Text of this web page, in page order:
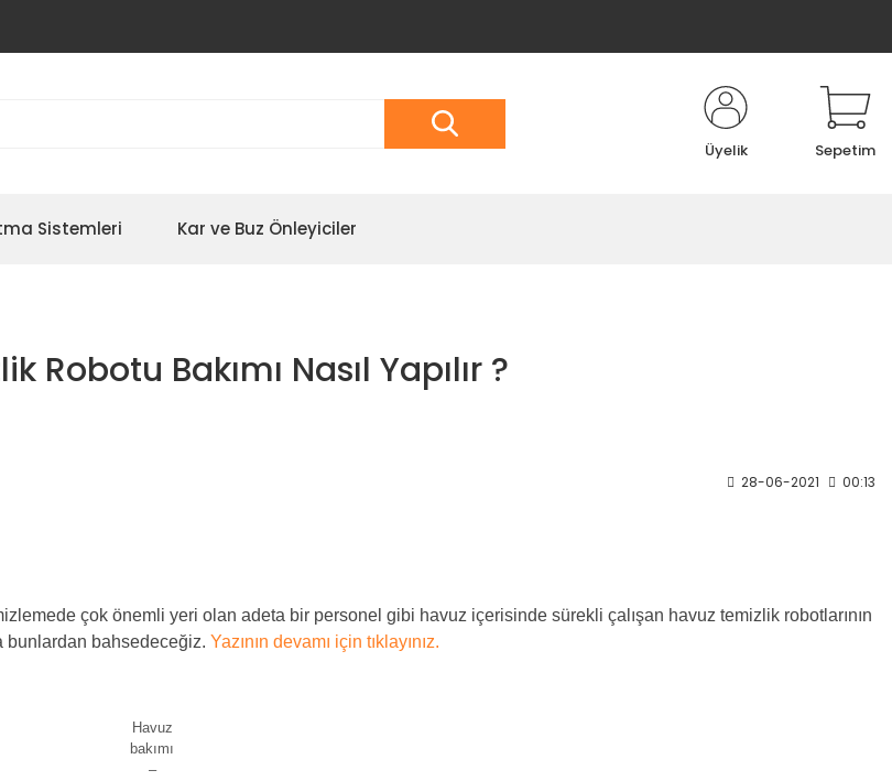
Üyelik Sepetim
Sistemleri Kar ve Buz Önleyiciler
Robotu Bakımı Nasıl Yapılır ?
28-06-2021 00:13
çok önemli yeri olan adeta bir personel gibi havuz içerisinde sürekli çalışan havuz temizlik robotlarının
bunlardan bahsedeceğiz. Yazının devamı için tıklayınız.
Havuz
bakımı
–